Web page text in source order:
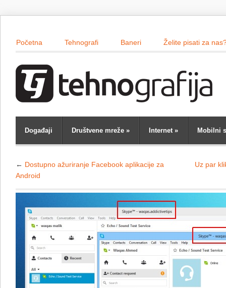
Početna Tehnografi Baneri Želite pisati za
Događaji Društvene mreže » Internet» Mobilni
← Dostupno ažuriranje Facebook aplikacije za
Android
Uz par